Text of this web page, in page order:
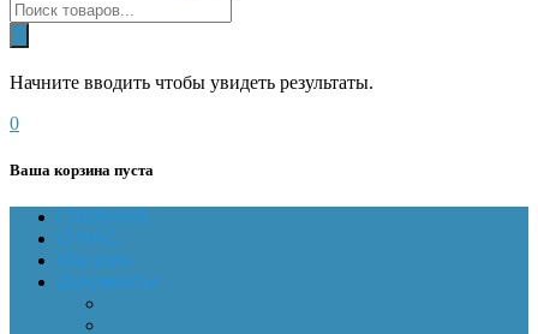
Начните вводить чтобы увидеть результаты.
0
Ваша корзина пуста
ГЛАВНАЯ
О НАС
Магазин
Документы